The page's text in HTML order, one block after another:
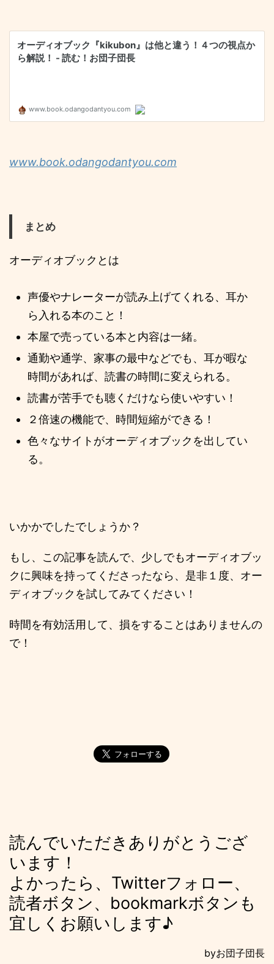
www.book.odangodantyou.com
まとめ
オーディオブックとは
声優やナレーターが読み上げてくれる、耳か
ら入れる本のこと！
本屋で売っている本と内容は一緒。
通勤や通学、家事の最中などでも、耳が暇な
時間があれば、読書の時間に変えられる。
読書が苦手でも聴くだけなら使いやすい！
２倍速の機能で、時間短縮ができる！
色々なサイトがオーディオブックを出してい
る。
いかかでしたでしょうか？
もし、この記事を読んで、少しでもオーディオブッ
クに興味を持ってくださったなら、是非１度、オー
ディオブックを試してみてください！
時間を有効活用して、損をすることはありませんの
で！
読んでいただきありがとうござ
います！
よかったら、Twitterフォロー、
読者ボタン、bookmarkボタンも
宜しくお願いします♪
byお団子団長